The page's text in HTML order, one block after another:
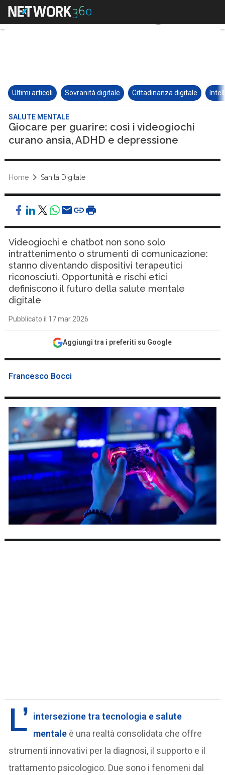
Ultimi articoli Sovranità digitale Cittadinanza digitale
SALUTE MENTALE
Giocare per guarire: così i videogiochi
curano ansia, ADHD e depressione
Home Sanità Digitale
Videogiochi e chatbot non sono solo
intrattenimento o strumenti di comunicazione:
stanno diventando dispositivi terapeutici
riconosciuti. Opportunità e rischi etici
definiscono il futuro della salute mentale
digitale
Pubblicato il 17 mar 2026
Aggiungi tra i preferiti su Google
Francesco Bocci
L’ intersezione tra tecnologia esalute
mentale è una realtà consolidata che offre
strumenti innovativi per la diagnosi, il supporto e il
trattamento psicologico. Due sono i fenomeni dal